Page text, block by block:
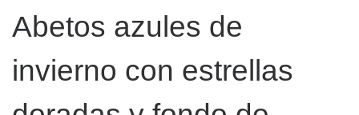
Abetos azules de
invierno con estrellas